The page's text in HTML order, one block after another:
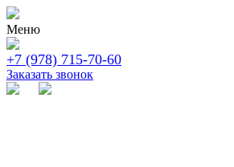
Меню
+7 (978) 715-70-60
Заказать звонок